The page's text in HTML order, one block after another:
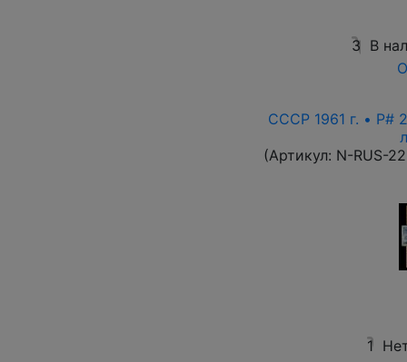
3 В
СССР 1961 г. • P#
(Артикул: N-RUS-
1